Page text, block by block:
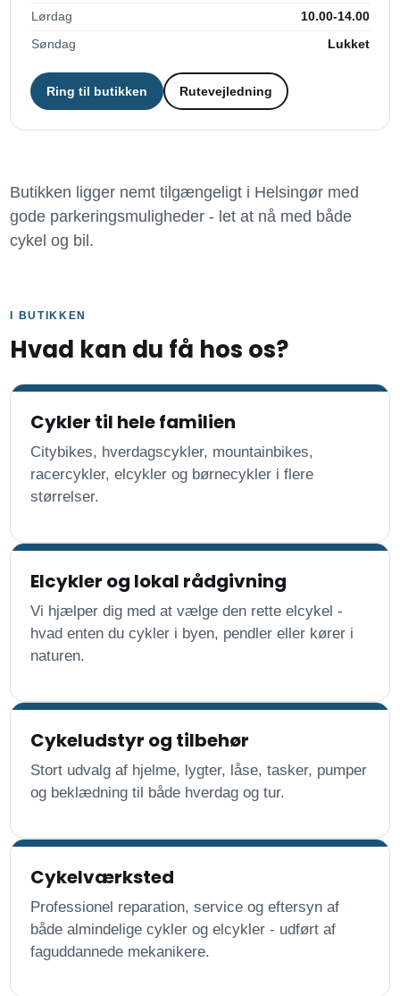
Lørdag 10.00-14.00
Søndag Lukket
Ring til butikken Rutevejledning
Butikken ligger nemt tilgængeligt i Helsingør med
gode parkeringsmuligheder - let at nå med både
cykel og bil.
I BUTIKKEN
Hvad kan du få hos os?
Cykler til hele familien
Citybikes, hverdagscykler, mountainbikes,
racercykler, elcykler og børnecykler i flere
størrelser.
Elcykler og lokal rådgivning
Vi hjælper dig med at vælge den rette elcykel -
hvad enten du cykler i byen, pendler eller kører i
naturen.
Cykeludstyr og tilbehør
Stort udvalg af hjelme, lygter, låse, tasker, pumper
og beklædning til både hverdag og tur.
Cykelværksted
Professionel reparation, service og eftersyn af
både almindelige cykler og elcykler - udført af
faguddannede mekanikere.